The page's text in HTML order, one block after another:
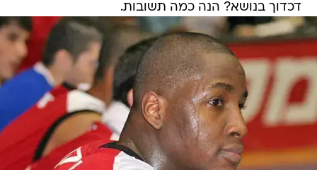
דכדוך בנושא? הנה כמה תשובות.